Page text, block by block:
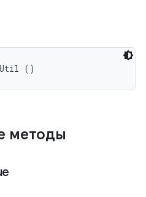
()
методы